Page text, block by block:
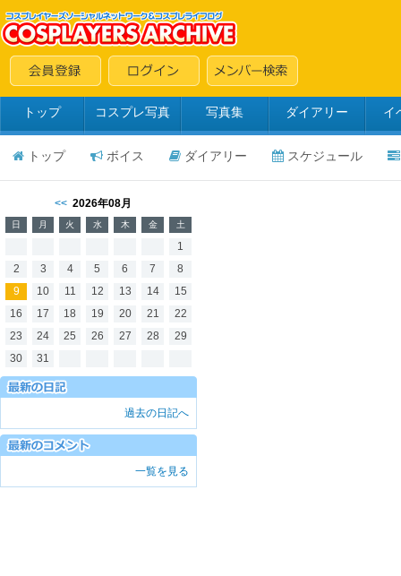
トップ コスプレ写真 写真集 ダイアリー イ
トップ ボイス ダイアリー スケジュール
<< 2026年08月
日 月 火 水 木 金 土
1
2
3 4 5 6 7
8
9
10 11 12 13 14
15
16
17 18 19 20 21
22
23
24 25 26 27 28
29
30
31
過去の日記へ
一覧を見る